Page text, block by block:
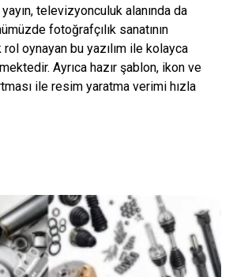
televizyonculuk alanında da
fotoğrafçılık sanatının
oynayan bu yazılım ile kolayca
Ayrıca hazır şablon, ikon ve
ile resim yaratma verimi hızla